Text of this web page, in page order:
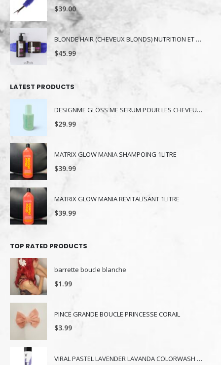
$39.00
BLONDE HAIR (CHEVEUX BLONDS) NUTRITION ET NUANCE
$45.99
LATEST PRODUCTS
DESIGNME GLOSS ME SERUM POUR LES CHEVEUX 80ML
$29.99
MATRIX GLOW MANIA SHAMPOING 1LITRE
$39.99
MATRIX GLOW MANIA REVITALISANT 1LITRE
$39.99
TOP RATED PRODUCTS
barrette boucle blanche
$1.99
PINCE GRANDE BOUCLE PRINCESSE CORAIL
$3.99
VIRAL PASTEL LAVENDER LAVANDA COLORWASH 244 ML